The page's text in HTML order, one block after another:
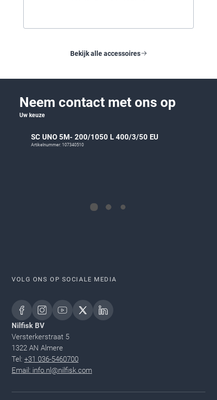
Bekijk alle accessoires
Neem contact met ons op
Uw keuze
SC UNO 5M- 200/1050 L 400/3/50 EU
Artikelnummer: 107340510
VOLG ONS OP SOCIALE MEDIA
Nilfisk BV
Versterkerstraat 5
1322 AN Almere
Tel: +31 036-5460700
Email: info.nl@nilfisk.com